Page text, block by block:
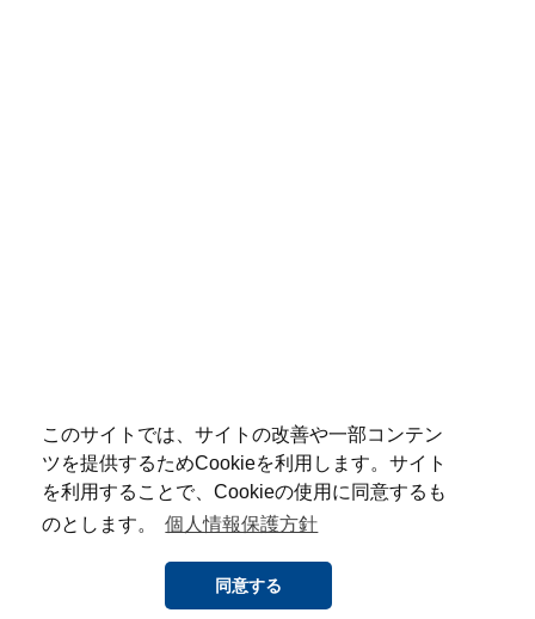
このサイトでは、サイトの改善や一部コンテン
ツを提供するためCookieを利用します。サイト
を利用することで、Cookieの使用に同意するも
のとします。
個人情報保護方針
同意する